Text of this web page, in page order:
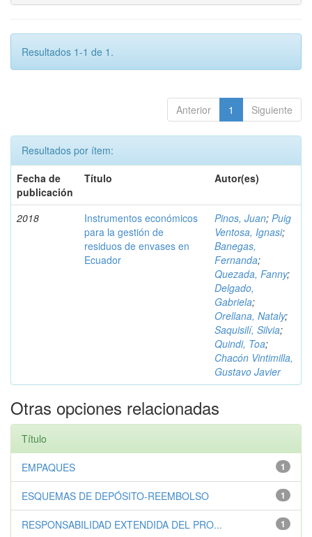
Resultados 1-1 de 1.
Anterior 1 Siguiente
Resultados por ítem:
Fecha de
publicación
Título Autor(es)
2018
Instrumentos económicos
para la gestión de
residuos de envases en
Ecuador
Pinos, Juan; Puig
Ventosa, Ignasi;
Banegas,
Fernanda;
Quezada, Fanny;
Delgado,
Gabriela;
Orellana, Nataly;
Saquisilí, Silvia;
Quindi, Toa;
Chacón Vintimilla,
Gustavo Javier
Otras opciones relacionadas
Título
1
EMPAQUES
1
ESQUEMAS DE DEPÓSITO-REEMBOLSO
1
RESPONSABILIDAD EXTENDIDA DEL PRO...